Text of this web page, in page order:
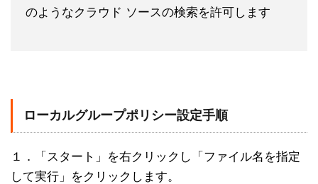
のようなクラウド ソースの検索を許可します
ローカルグループポリシー設定手順
１．「スタート」を右クリックし「ファイル名を指定
して実行」をクリックします。